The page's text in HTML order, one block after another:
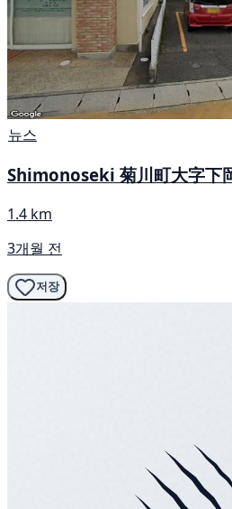
뉴스
Shimonoseki 菊川町大字下
1.4 km
3개월 전
저장